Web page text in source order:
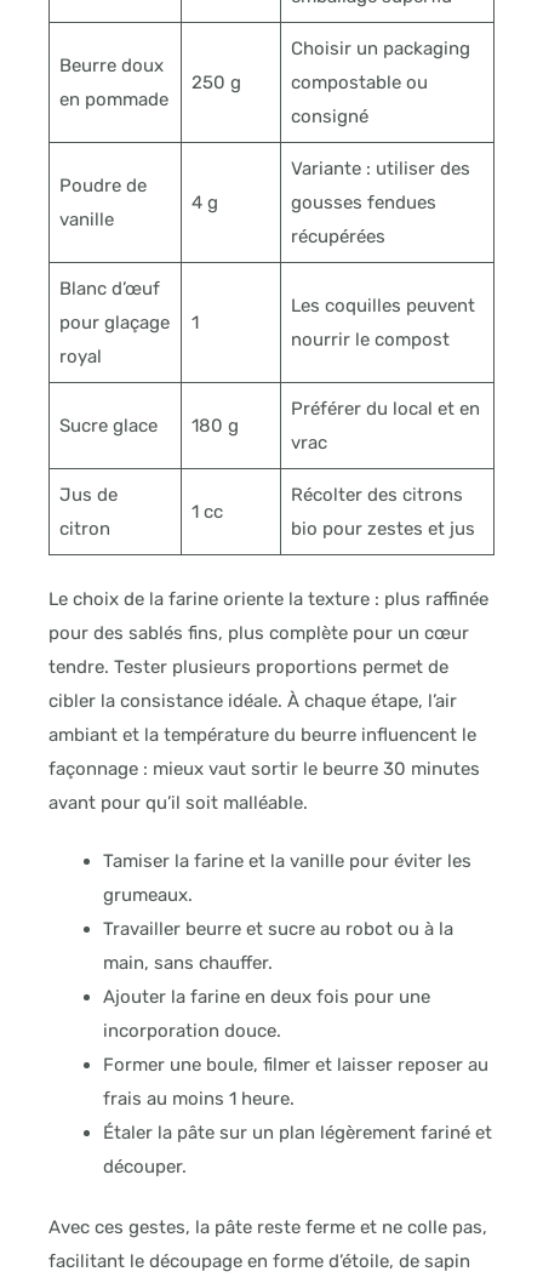
Beurre doux
en pommade
250 g
Choisir un packaging
compostable ou
consigné
Poudre de
vanille
4 g
Variante : utiliser des
gousses fendues
récupérées
Blanc d’œuf
pour glaçage
royal
1
Les coquilles peuvent
nourrir le compost
Sucre glace 180 g
Préférer du local et en
vrac
Jus de
citron
1 cc
Récolter des citrons
bio pour zestes et jus
Le choix de la farine oriente la texture : plus raffinée
pour des sablés fins, plus complète pour un cœur
tendre. Tester plusieurs proportions permet de
cibler la consistance idéale. À chaque étape, l’air
ambiant et la température du beurre influencent le
façonnage : mieux vaut sortir le beurre 30 minutes
avant pour qu’il soit malléable.
Tamiser la farine et la vanille pour éviter les
grumeaux.
Travailler beurre et sucre au robot ou à la
main, sans chauffer.
Ajouter la farine en deux fois pour une
incorporation douce.
Former une boule, filmer et laisser reposer au
frais au moins 1 heure.
Étaler la pâte sur un plan légèrement fariné et
découper.
Avec ces gestes, la pâte reste ferme et ne colle pas,
facilitant le découpage en forme d’étoile, de sapin